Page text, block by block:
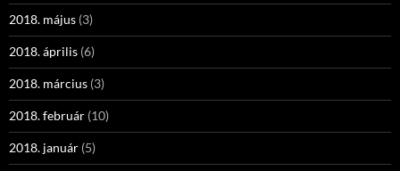
2018. május (3)
2018. április (6)
2018. március (3)
2018. február (10)
2018. január (5)